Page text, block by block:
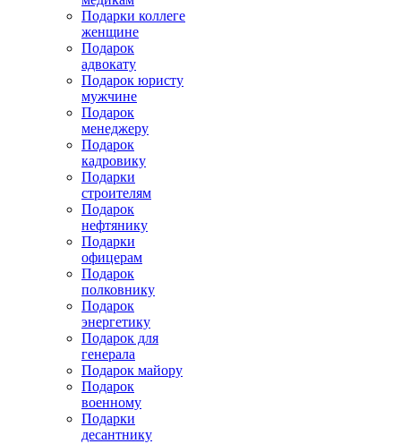
Подарки коллеге
женщине
Подарок
адвокату
Подарок юристу
мужчине
Подарок
менеджеру
Подарок
кадровику
Подарки
строителям
Подарок
нефтянику
Подарки
офицерам
Подарок
полковнику
Подарок
энергетику
Подарок для
генерала
Подарок майору
Подарок
военному
Подарки
десантнику